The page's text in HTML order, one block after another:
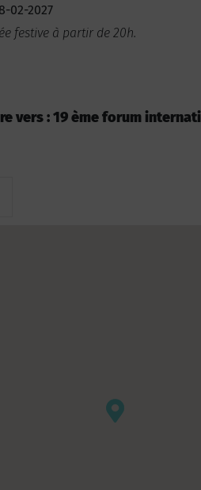
02-2027
festive à partir de 20h.
vers : 19 ème forum